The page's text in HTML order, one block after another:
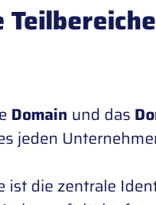
Domain und das
jeden
ist die zentrale